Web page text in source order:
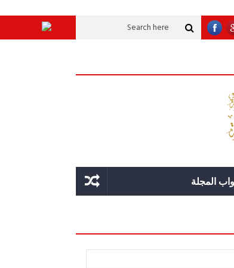
قوة الدولة.. عندما يصبح التخطيط خط الدفاع الأول
المجلة